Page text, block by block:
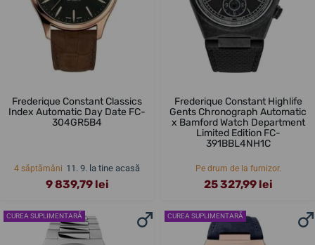
Frederique Constant Classics
Index Automatic Day Date FC-
304GR5B4
4 săptămâni 11. 9. la tine acasă
9 839,79 lei
Frederique Constant Highlife
Gents Chronograph Automatic
x Bamford Watch Department
Limited Edition FC-
391BBL4NH1C
Pe drum de la furnizor.
25 327,99 lei
CUREA SUPLIMENTARĂ CUREA SUPLIMENTARĂ